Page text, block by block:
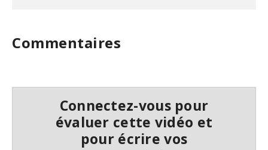
Commentaires
Connectez-vous pour
évaluer cette vidéo et
pour écrire vos